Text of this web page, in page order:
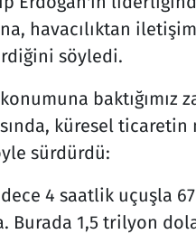
havacılıktan
söyledi.
baktığımız
küresel
sürdürdü:
4 saatlik uçuşla
Burada 1,5 trilyon